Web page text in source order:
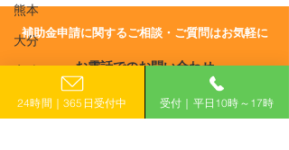
熊本
大分
鹿児島
和8年度(令和7年度12月補
正) 宮城県中小企業等再起
支援事業補助金
​補助金申請に関するご相談・ご質問はお気軽に
お電話でのお問い合わせ
0120-399-121
（平日10:00−17:00）
24時間｜365日受付中 受付｜平日10時～17時